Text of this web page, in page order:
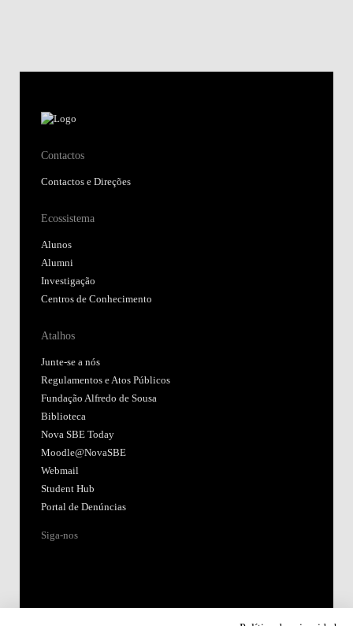
Contactos
Contactos e Direções
Ecossistema
Alunos
Alumni
Investigação
Centros de Conhecimento
Atalhos
Junte-se a nós
Regulamentos e Atos Públicos
Fundação Alfredo de Sousa
Biblioteca
Nova SBE Today
Moodle@NovaSBE
Webmail
Student Hub
Portal de Denúncias
Siga-nos